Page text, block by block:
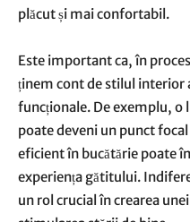
plăcut și mai confortabil.
Este important ca, în
ținem cont de stilul interior
funcționale. De exemplu,
poate deveni un punct
eficient în bucătărie poate
experiența gătitului.
un rol crucial în crearea